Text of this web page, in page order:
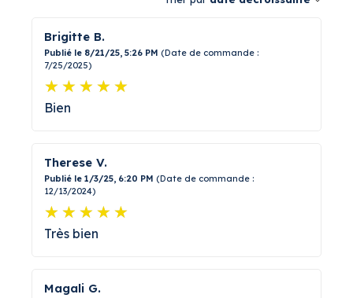
Brigitte B.
Publié le 8/21/25, 5:26 PM (Date de commande :
7/25/2025)
Bien
Therese V.
Publié le 1/3/25, 6:20 PM (Date de commande :
12/13/2024)
Très bien
Magali G.